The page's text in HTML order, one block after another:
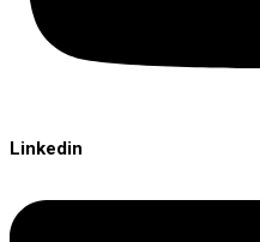
Linkedin